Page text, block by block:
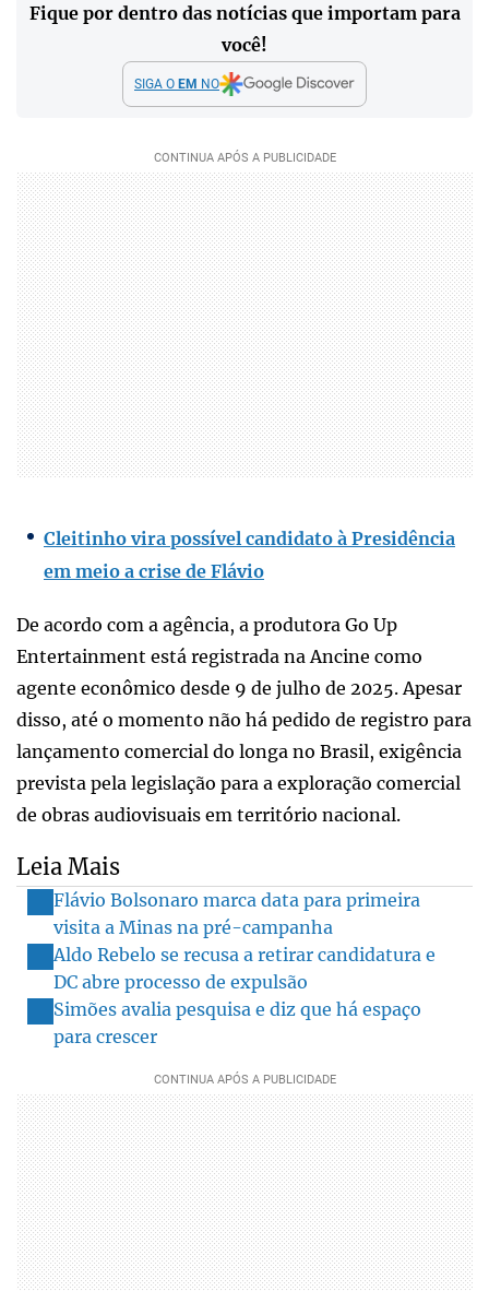
Fique por dentro das notícias que importam para
você!
SIGA O EM NO
Cleitinho vira possível candidato à Presidência
em meio a crise de Flávio
De acordo com a agência, a produtora Go Up
Entertainment está registrada na Ancine como
agente econômico desde 9 de julho de 2025. Apesar
disso, até o momento não há pedido de registro para
lançamento comercial do longa no Brasil, exigência
prevista pela legislação para a exploração comercial
de obras audiovisuais em território nacional.
Leia Mais
Flávio Bolsonaro marca data para primeira
visita a Minas na pré-campanha
Aldo Rebelo se recusa a retirar candidatura e
DC abre processo de expulsão
Simões avalia pesquisa e diz que há espaço
para crescer